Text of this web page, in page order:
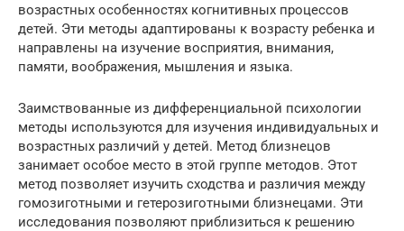
возрастных особенностях когнитивных процессов
детей. Эти методы адаптированы к возрасту ребенка и
направлены на изучение восприятия, внимания,
памяти, воображения, мышления и языка.
Заимствованные из дифференциальной психологии
методы используются для изучения индивидуальных и
возрастных различий у детей. Метод близнецов
занимает особое место в этой группе методов. Этот
метод позволяет изучить сходства и различия между
гомозиготными и гетерозиготными близнецами. Эти
исследования позволяют приблизиться к решению